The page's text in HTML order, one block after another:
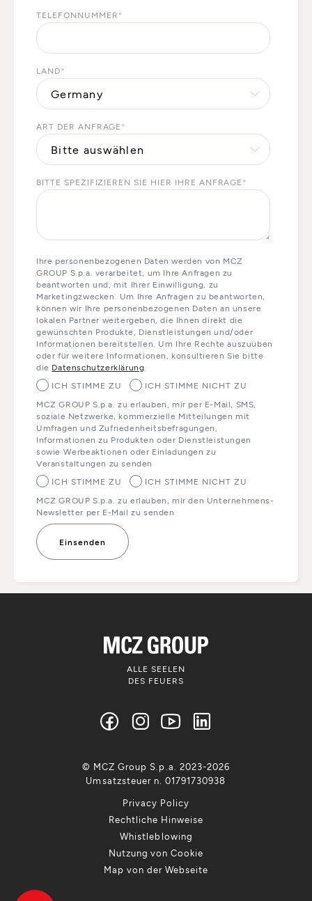
TELEFONNUMMER*
LAND*
ART DER ANFRAGE *
BITTE SPEZIFIZIEREN SIE HIER IHRE ANFRAGE *
Ihre personenbezogenen Daten werden von MCZ
GROUP S.p.a. verarbeitet, um Ihre Anfragen zu
beantworten und, mit Ihrer Einwilligung, zu
Marketingzwecken. Um Ihre Anfragen zu beantworten,
können wir Ihre personenbezogenen Daten an unsere
lokalen Partner weitergeben, die Ihnen direkt die
gewünschten Produkte, Dienstleistungen und/oder
Informationen bereitstellen. Um Ihre Rechte auszuüben
oder für weitere Informationen, konsultieren Sie bitte
die Datenschutzerklärung
ICH STIMME ZU
ICH STIMME NICHT ZU
MCZ GROUP S.p.a. zu erlauben, mir per E-Mail, SMS,
soziale Netzwerke, kommerzielle Mitteilungen mit
Umfragen und Zufriedenheitsbefragungen,
Informationen zu Produkten oder Dienstleistungen
sowie Werbeaktionen oder Einladungen zu
Veranstaltungen zu senden
ICH STIMME ZU
ICH STIMME NICHT ZU
MCZ GROUP S.p.a. zu erlauben, mir den Unternehmens-
Newsletter per E-Mail zu senden
ALLE SEELEN
DES FEUERS
Privacy Policy
Rechtliche Hinweise
Whistleblowing
Nutzung von Cookie
Map von der Webseite
© MCZ Group S.p.a. 2023-2026
Umsatzsteuer n. 01791730938